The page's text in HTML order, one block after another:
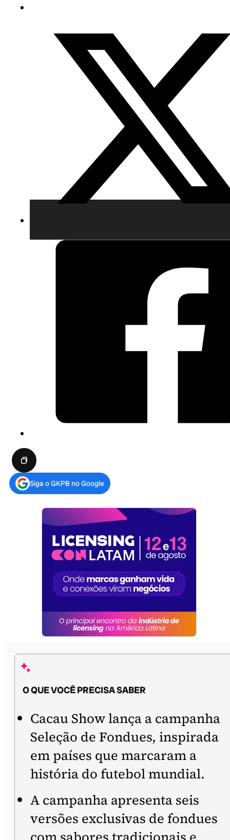
Siga o GKPB no Google
O QUE VOCÊ PRECISA SABER
Cacau Show lança a campanha
Seleção de Fondues, inspirada
em países que marcaram a
história do futebol mundial.
A campanha apresenta seis
versões exclusivas de fondues